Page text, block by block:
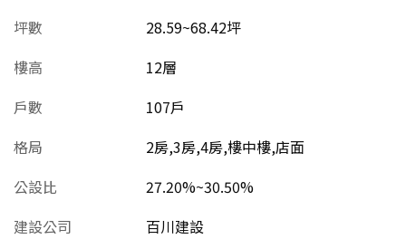
坪數
28.59~68.42坪
樓高
12層
戶數
107戶
格局
2房,3房,4房,樓中樓,店面
公設比
27.20%~30.50%
建設公司
百川建設